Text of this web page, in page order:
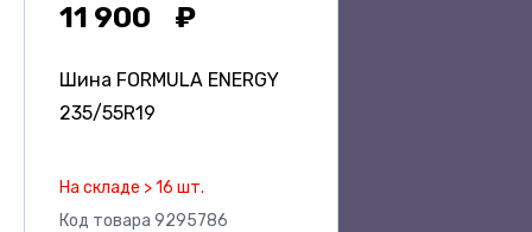
11 900
Шина FORMULA ENERGY
235/55R19
На складе > 16 шт.
Код товара 9295786